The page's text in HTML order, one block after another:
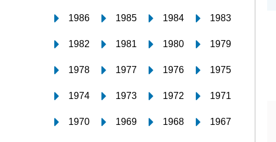
1986 1985 1984 1983
1982 1981 1980 1979
1978 1977 1976 1975
1974 1973 1972 1971
1970 1969 1968 1967